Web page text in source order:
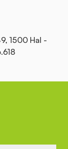
1500 Hal -